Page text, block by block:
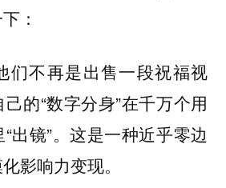
：
们不再是出售一段祝福视
的“数字分身”在千万个用
出镜”。这是一种近乎零边
影响力变现。